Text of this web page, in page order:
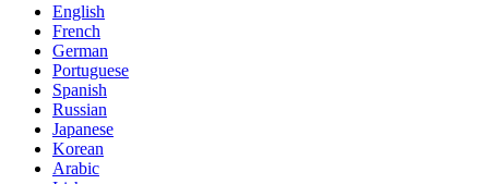
English
French
German
Portuguese
Spanish
Russian
Japanese
Korean
Arabic